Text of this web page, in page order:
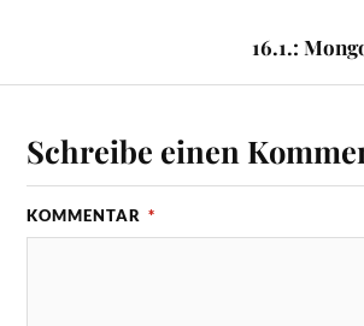
16.1.:
Schreibe einen
KOMMENTAR *